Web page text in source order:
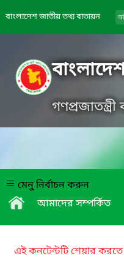
বাংলাদেশ জাতীয় তথ্য বাতায়ন
মেনু নির্বাচন করুন
আমাদের সম্পর্কিত
এই কনটেন্টটি শেয়ার